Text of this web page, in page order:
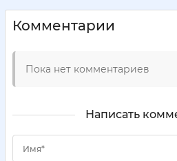
Комментарии
Пока нет комментариев
Написать
Имя*